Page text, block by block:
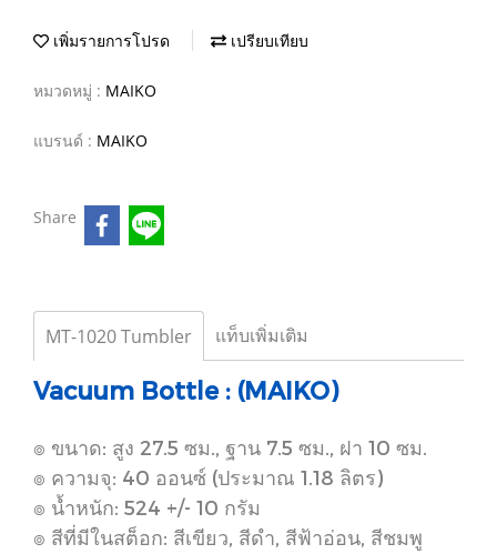
เพิ่มรายการโปรด เปรียบเทียบ
หมวดหมู่ : MAIKO
แบรนด์ : MAIKO
Share
MT-1020 Tumbler แท็บเพิ่มเติม
Vacuum Bottle : (MAIKO)
๏ ขนาด: สูง 27.5 ซม., ฐาน 7.5 ซม., ฝา 10 ซม.
๏ ความจุ: 40 ออนซ์ (ประมาณ 1.18 ลิตร)
๏ น้ำหนัก: 524 +/- 10 กรัม
๏ สีที่มีในสต็อก: สีเขียว, สีดำ, สีฟ้าอ่อน, สีชมพู